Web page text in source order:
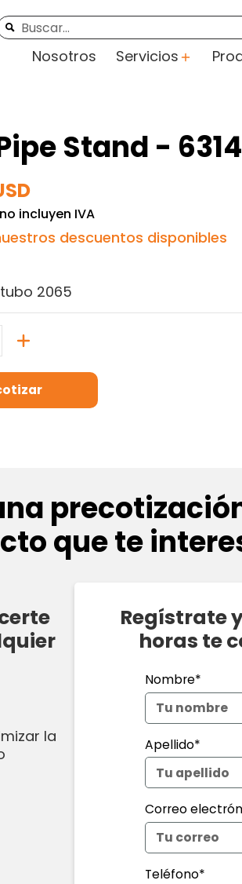
Nosotros Servicios
Stand -
incluyen IVA
descuentos disponibles
2065
que te
la
Regístrate
horas te
Nombre*
Apellido*
Correo
Teléfono*